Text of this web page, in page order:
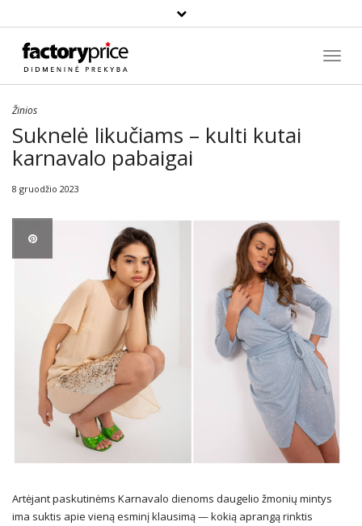
Paieška
Žinios
Suknelė likučiams – kulti kutai
karnavalo pabaigai
8 gruodžio 2023
Artėjant paskutinėms Karnavalo dienoms daugelio žmonių mintys
ima suktis apie vieną esminį klausimą — kokią aprangą rinktis